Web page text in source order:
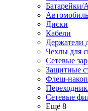
Батарейки/
Диски
Кабели
Держатели
Чехлы для
Сетевые
Защитные
Флеш-
Сетевые
Ещё 8